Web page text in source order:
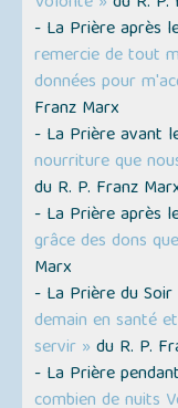
- La Prière après
remercie de tout
données pour
Franz Marx
- La Prière avant
nourriture que
du R. P. Franz
- La Prière après
grâce des dons
Marx
- La Prière du Soir
demain en santé
servir » du R. P.
- La Prière